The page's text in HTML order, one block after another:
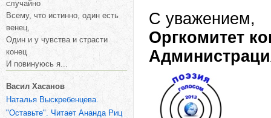
случайно
Всему, что истинно, один есть
венец,
Один и у чувства и страсти
конец
И повинуюсь я...
Васил Хасанов
Наталья Выскребенцева.
"Оставьте". Читает Ананда Риц
С уважением,
Оргкомитет